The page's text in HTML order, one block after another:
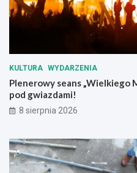
KULTURA WYDARZENIA
Plenerowy seans „Wielkiego
pod gwiazdami!
8 sierpnia 2026